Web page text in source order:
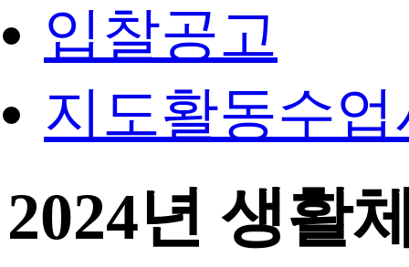
입찰공고
지도활동수
2024년 생활